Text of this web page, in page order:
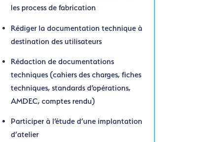
les process de fabrication
Rédiger la documentation technique à
destination des utilisateurs
Rédaction de documentations
techniques (cahiers des charges, fiches
techniques, standards d’opérations,
AMDEC, comptes rendu)
Participer à l’étude d’une implantation
d’atelier